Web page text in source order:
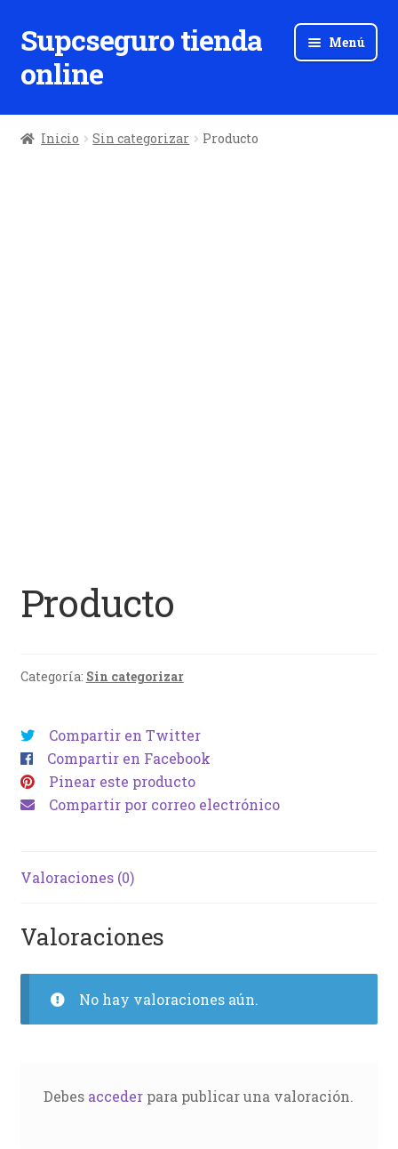
Ir
a
la
Ir
al
contenido
Supcseguro tienda
online
Menú
Inicio Sin categorizar Producto
Producto
Categoría: Sin categorizar
Compartir en Twitter
Compartir en Facebook
Pinear este producto
Compartir por correo electrónico
Valoraciones (0)
Valoraciones
No hay valoraciones aún.
Debes accederpara publicar una valoración.